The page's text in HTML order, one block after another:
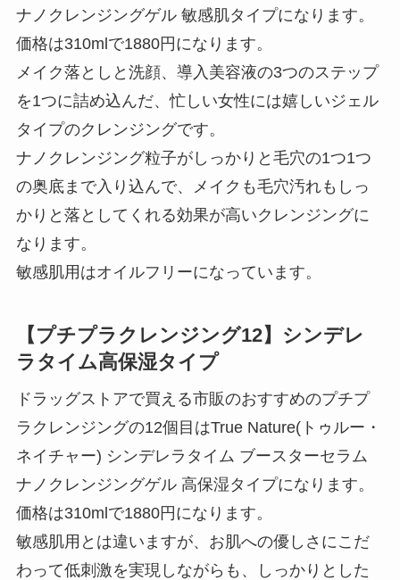
ナノクレンジングゲル 敏感肌タイプになります。
価格は310mlで1880円になります。
メイク落としと洗顔、導入美容液の3つのステップ
を1つに詰め込んだ、忙しい女性には嬉しいジェル
タイプのクレンジングです。
ナノクレンジング粒子がしっかりと毛穴の1つ1つ
の奥底まで入り込んで、メイクも毛穴汚れもしっ
かりと落としてくれる効果が高いクレンジングに
なります。
敏感肌用はオイルフリーになっています。
【プチプラクレンジング12】シンデレ
ラタイム高保湿タイプ
ドラッグストアで買える市販のおすすめのプチプ
ラクレンジングの12個目はTrue Nature(トゥルー・
ネイチャー) シンデレラタイム ブースターセラム
ナノクレンジングゲル 高保湿タイプになります。
価格は310mlで1880円になります。
敏感肌用とは違いますが、お肌への優しさにこだ
わって低刺激を実現しながらも、しっかりとした